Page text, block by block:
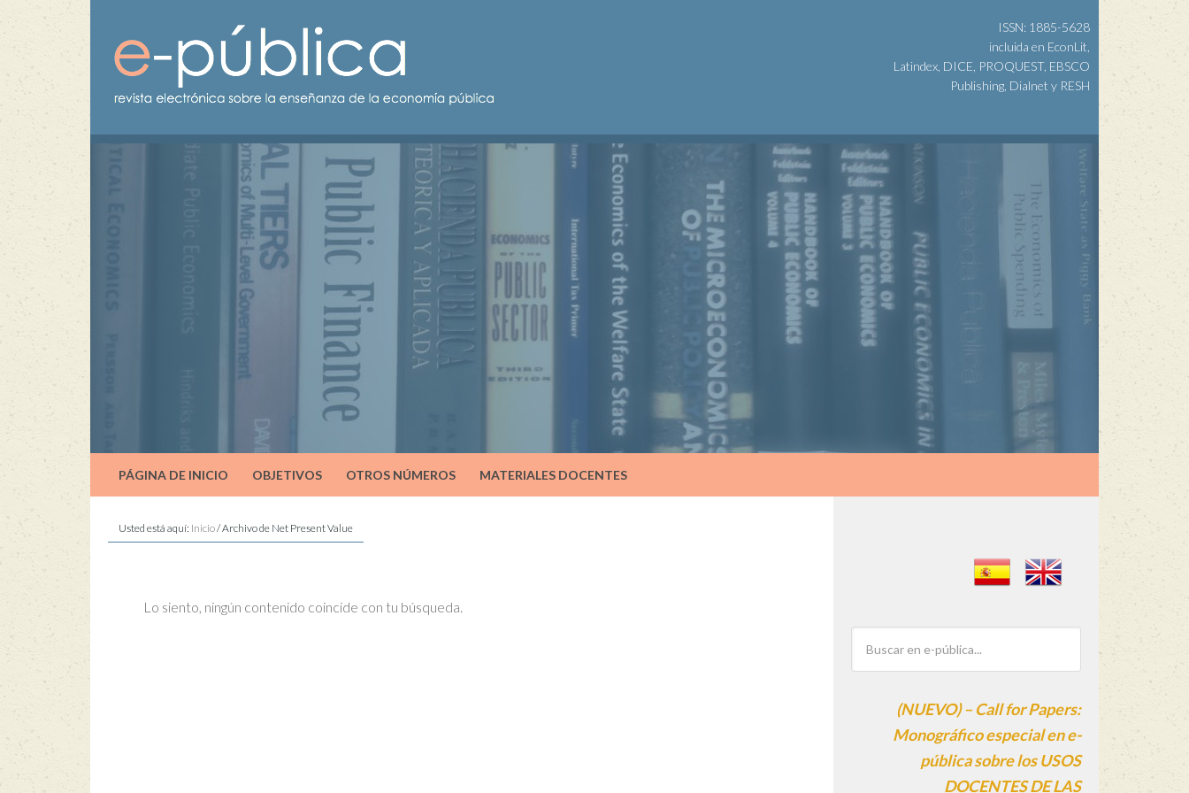
ISSN: 1885-5628
incluida en EconLit,
Latindex, DICE, PROQUEST, EBSCO
Publishing, Dialnet y RESH
PÁGINA DE INICIO OBJETIVOS OTROS NÚMEROS MATERIALES DOCENTES
Usted está aquí: Inicio/Archivo de Net Present Value
Lo siento, ningún contenido coincide con tu búsqueda.
(NUEVO) – Call for Papers:
Monográfico especial en e-
pública sobre los USOS
DOCENTES DE LAS